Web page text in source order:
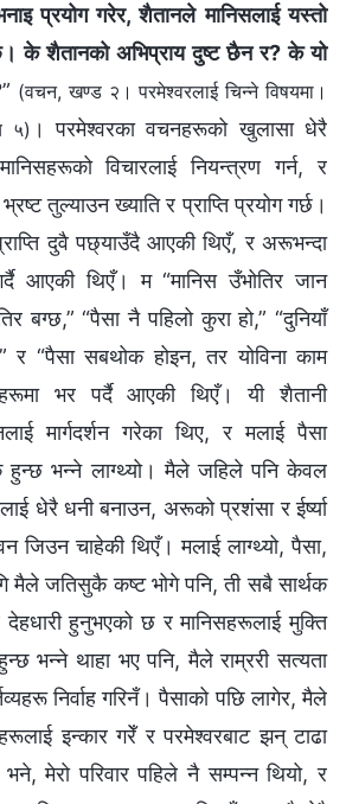
प्रयोग गरेर, शैतानले मानिसलाई यस्तो
के शैतानको अभिप्राय दुष्ट छैन र? के यो
” (वचन, खण्ड २। परमेश्‍वरलाई चिन्‍ने विषयमा।
५) । परमेश्‍वरका वचनहरूको खुलासा धेरै
विचारलाई नियन्त्रण गर्न, र
भ्रष्ट तुल्याउन ख्याति र प्राप्ति प्रयोग गर्छ।
दुवै पछ्याउँदै आएकी थिएँ, र अरूभन्दा
आएकी थिएँ। म “मानिस उँभोतिर जान
बग्छ,” “पैसा नै पहिलो कुरा हो,” “दुनियाँ
र “पैसा सबथोक होइन, तर योविना काम
भर पर्दै आएकी थिएँ। यी शैतानी
मार्गदर्शन गरेका थिए, र मलाई पैसा
भन्ने लाग्थ्यो। मैले जहिले पनि केवल
धेरै धनी बनाउन, अरूको प्रशंसा र ईर्ष्या
जिउन चाहेकी थिएँ। मलाई लाग्थ्यो, पैसा,
मैले जतिसुकै कष्ट भोगे पनि, ती सबै सार्थक
हुनुभएको छ र मानिसहरूलाई मुक्ति
भन्ने थाहा भए पनि, मैले राम्ररी सत्यता
निर्वाह गरिनँ। पैसाको पछि लागेर, मैले
इन्कार गरेँ र परमेश्‍वरबाट झन् टाढा
मेरो परिवार पहिले नै सम्पन्न थियो, र